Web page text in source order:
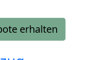
erhalten